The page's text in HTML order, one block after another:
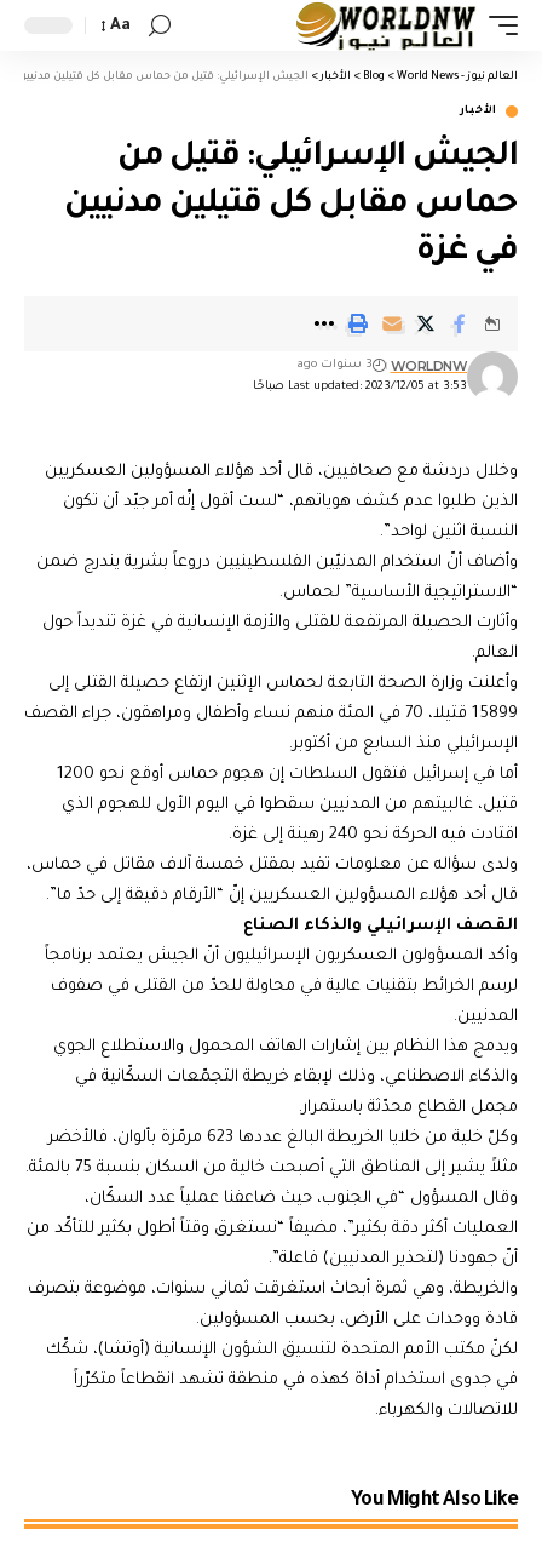
Aa
العالم نيوز - World News >
Blog
> الأخبار > الجيش الإسرائيلي: قتيل من حماس مقابل كل قتيلين مدنيين
الأخبار
الجيش الإسرائيلي: قتيل من
حماس مقابل كل قتيلين مدنيين
في غزة
Last updated: 2023/12/05 at 3:53 صباحًا
WORLDNW 3 سنوات ago
وخلال دردشة مع صحافيين، قال أحد هؤلاء المسؤولين العسكريين
الذين طلبوا عدم كشف هوياتهم، “لست أقول إنّه أمر جيّد أن تكون
النسبة اثنين لواحد”.
وأضاف أنّ استخدام المدنيّين الفلسطينيين دروعاً بشرية يندرج ضمن
“الاستراتيجية الأساسية” لحماس.
وأثارت الحصيلة المرتفعة للقتلى والأزمة الإنسانية في غزة تنديداً حول
العالم.
وأعلنت وزارة الصحة التابعة لحماس الإثنين ارتفاع حصيلة القتلى إلى
15899 قتيلا، 70 في المئة منهم نساء وأطفال ومراهقون، جراء القصف
الإسرائيلي منذ السابع من أكتوبر.
أما في إسرائيل فتقول السلطات إن هجوم حماس أوقع نحو 1200
قتيل، غالبيتهم من المدنيين سقطوا في اليوم الأول للهجوم الذي
اقتادت فيه الحركة نحو 240 رهينة إلى غزة.
ولدى سؤاله عن معلومات تفيد بمقتل خمسة آلاف مقاتل في حماس،
قال أحد هؤلاء المسؤولين العسكريين إنّ “الأرقام دقيقة إلى حدّ ما”.
القصف الإسرائيلي والذكاء الصناع
وأكد المسؤولون العسكريون الإسرائيليون أنّ الجيش يعتمد برنامجاً
لرسم الخرائط بتقنيات عالية في محاولة للحدّ من القتلى في صفوف
المدنيين.
ويدمج هذا النظام بين إشارات الهاتف المحمول والاستطلاع الجوي
والذكاء الاصطناعي، وذلك لإبقاء خريطة التجمّعات السكّانية في
مجمل القطاع محدّثة باستمرار.
وكلّ خلية من خلايا الخريطة البالغ عددها 623 مرمّزة بألوان، فالأخضر
مثلاً يشير إلى المناطق التي أصبحت خالية من السكان بنسبة 75 بالمئة.
وقال المسؤول “في الجنوب، حيث ضاعفنا عملياً عدد السكّان،
العمليات أكثر دقة بكثير”، مضيفاً “نستغرق وقتاً أطول بكثير للتأكّد من
أنّ جهودنا (لتحذير المدنيين) فاعلة”.
والخريطة، وهي ثمرة أبحاث استغرقت ثماني سنوات، موضوعة بتصرف
قادة ووحدات على الأرض، بحسب المسؤولين.
لكنّ مكتب الأمم المتحدة لتنسيق الشؤون الإنسانية (أوتشا)، شكّك
في جدوى استخدام أداة كهذه في منطقة تشهد انقطاعاً متكرّراً
للاتصالات والكهرباء.
You Might Also Like